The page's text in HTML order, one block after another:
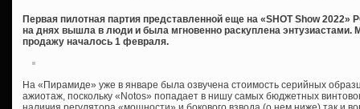
Первая пилотная партия представленной еще на «SHOT Show 2022»
на днях вышла в люди и была мгновенно раскуплена энтузиастами.
продажу началось 1 февраля.
На «Пирамиде» уже в январе была озвучена стоимость серийных
ажиотаж, поскольку «Notos» попадает в нишу самых бюджетных